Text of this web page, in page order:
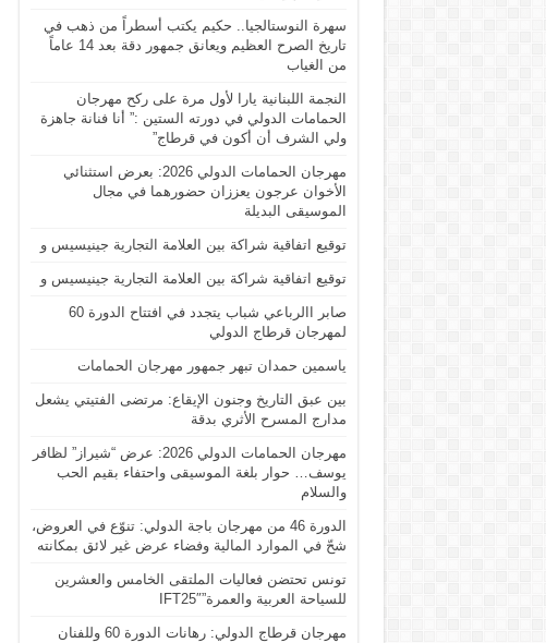
سهرة النوستالجيا.. حكيم يكتب أسطراً من ذهب في
تاريخ الصرح العظيم ويعانق جمهور دقة بعد 14 عاماً
من الغياب
النجمة اللبنانية يارا لأول مرة على ركح مهرجان
الحمامات الدولي في دورته الستين :” أنا فنانة جاهزة
ولي الشرف أن أكون في قرطاج”
مهرجان الحمامات الدولي 2026: بعرض استثنائي
الأخوان عرجون يعززان حضورهما في مجال
الموسيقى البديلة
توقيع اتفاقية شراكة بين العلامة التجارية جينيسيس و
توقيع اتفاقية شراكة بين العلامة التجارية جينيسيس و
صابر االرباعي شباب يتجدد في افتتاح الدورة 60
لمهرجان قرطاج الدولي
ياسمين حمدان تبهر جمهور مهرجان الحمامات
بين عبق التاريخ وجنون الإيقاع: مرتضى الفتيتي يشعل
مدارج المسرح الأثري بدقة
مهرجان الحمامات الدولي 2026: عرض “شيراز” لظافر
يوسف… حوار بلغة الموسيقى واحتفاء بقيم الحب
والسلام
الدورة 46 من مهرجان باجة الدولي: تنوّع في العروض،
شحّ في الموارد المالية وفضاء عرض غير لائق بمكانته
تونس تحتضن فعاليات الملتقى الخامس والعشرين
للسياحة العربية والعمرة”IFT25″
مهرجان قرطاج الدولي: رهانات الدورة 60 وللفنان